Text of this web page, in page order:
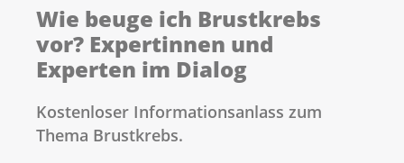
Wie beuge ich Brustkrebs
vor? Expertinnen und
Experten im Dialog
Kostenloser Informationsanlass zum
Thema Brustkrebs.